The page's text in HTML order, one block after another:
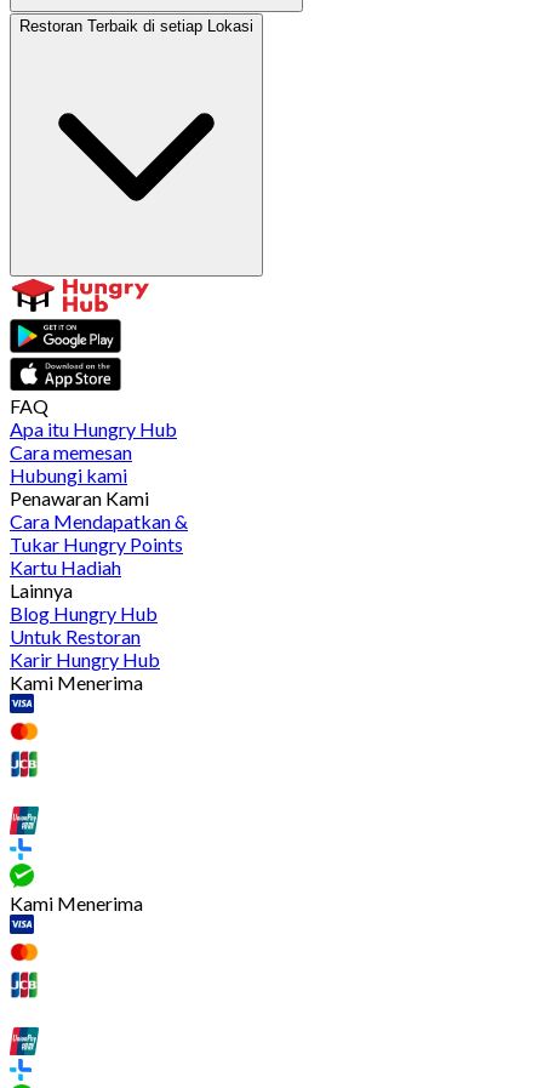
Restoran Terbaik di setiap Lokasi
FAQ
Apa itu Hungry Hub
Cara memesan
Hubungi kami
Penawaran Kami
Cara Mendapatkan &
Tukar Hungry Points
Kartu Hadiah
Lainnya
Blog Hungry Hub
Untuk Restoran
Karir Hungry Hub
Kami Menerima
Kami Menerima